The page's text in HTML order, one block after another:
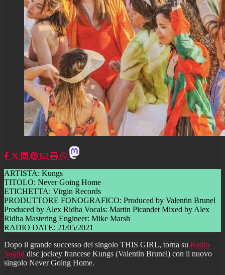
ARTISTA: Kungs
TITOLO: Never Going Home
ETICHETTA: Virgin Records
PRODUTTORE FONOGRAFICO: Produced by Valentin Brunel
Produced by Alex Ridha Vocals: Martin Picandet Mixed by Alex
Ridha Mastering Engineer: Mike Marsh
RADIO DATE: 21/05/2021
Dopo il grande successo del singolo THIS GIRL, torna su Radio
Sound disc jockey francese Kungs (Valentin Brunel) con il nuovo
singolo Never Going Home.